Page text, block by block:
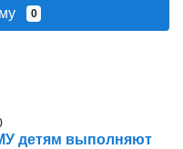
0
детям выполняют